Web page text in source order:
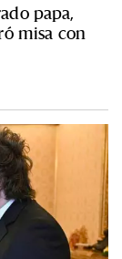
papa,
misa con